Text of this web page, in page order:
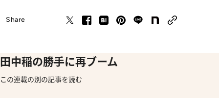
Share
田中稲の勝手に再ブーム
この連載の別の記事を読む